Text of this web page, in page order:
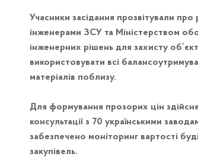
Учасники засідання прозвітували
інженерами ЗСУ та Міністерством
інженерних рішень для захисту
використовувати всі
матеріалів поблизу.
Для формування прозорих цін
консультації з 70 українськими
забезпечено моніторинг вартості
закупівель.